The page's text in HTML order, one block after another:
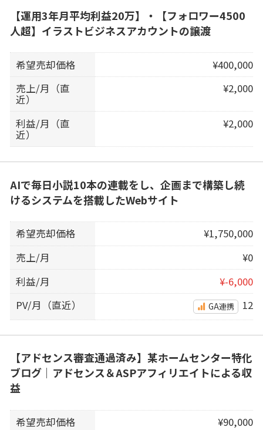
【運用3年月平均利益20万】・【フォロワー4500
人超】イラストビジネスアカウントの譲渡
希望売却価格
¥400,000
売上/月（直
近）
¥2,000
利益/月（直
近）
¥2,000
AIで毎日小説10本の連載をし、企画まで構築し続
けるシステムを搭載したWebサイト
希望売却価格
¥1,750,000
売上/月
¥0
利益/月
¥-6,000
PV/月（直近）
GA連携 12
【アドセンス審査通過済み】某ホームセンター特化
ブログ｜アドセンス＆ASPアフィリエイトによる収
益
希望売却価格
¥90,000